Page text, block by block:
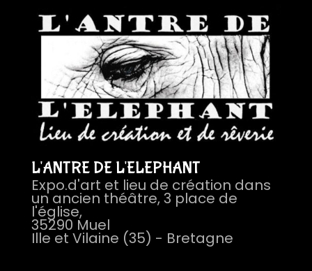
L'ANTRE DE L'ELEPHANT
Expo.d'art et lieu de création dans
un ancien théâtre, 3 place de
l'église,
35290 Muel
Ille et Vilaine (35) - Bretagne